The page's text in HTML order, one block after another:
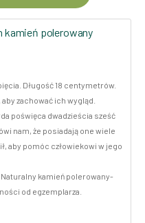
kamień polerowany
Długość 18 centymetrów.
zachować ich wygląd.
poświęca dwadzieścia sześć
nam, że posiadają one wiele
aby pomóc człowiekowi w jego
Naturalny kamień polerowany-
od egzemplarza.